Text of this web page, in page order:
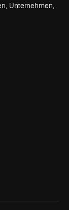
Unternehmen,